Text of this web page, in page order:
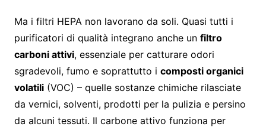
Ma i filtri HEPA non lavorano da soli. Quasi tutti i
purificatori di qualità integrano anche un filtro
carboni attivi, essenziale per catturare odori
sgradevoli, fumo e soprattutto i composti organici
volatili(VOC) – quelle sostanze chimiche rilasciate
da vernici, solventi, prodotti per la pulizia e persino
da alcuni tessuti. Il carbone attivo funziona per